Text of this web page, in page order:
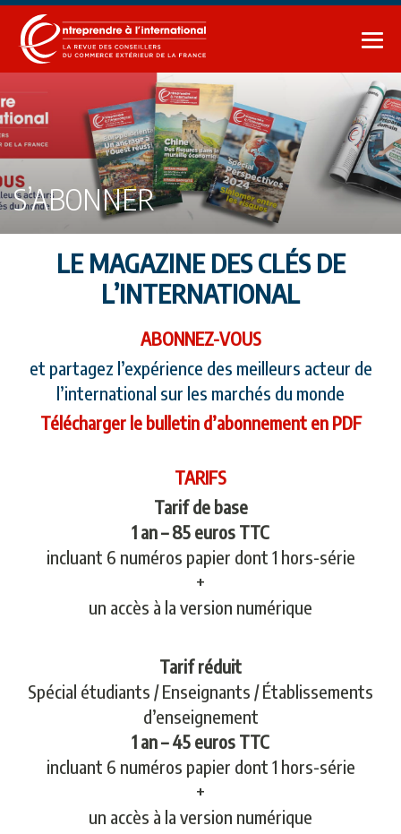
Sauter
contenu
le
S’ABONNER
LE MAGAZINE DES CLÉS DE
L’INTERNATIONAL
ABONNEZ-VOUS
et partagez l’expérience des meilleurs acteur de
l’international sur les marchés du monde
Télécharger le bulletin d’abonnement en PDF
TARIFS
Tarif de base
1 an – 85 euros TTC
incluant 6 numéros papier dont 1 hors-série
+
un accès à la version numérique
Tarif réduit
Spécial étudiants / Enseignants / Établissements
d’enseignement
1 an – 45 euros TTC
incluant 6 numéros papier dont 1 hors-série
+
un accès à la version numérique